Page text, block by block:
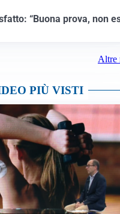
“Buona prova, non
Altre
PIÙ VISTI